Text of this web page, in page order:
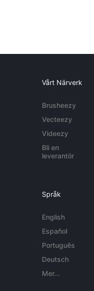
Vårt Närverk
Brusheezy
Vecteezy
Videezy
Bli en
leverantör
Språk
English
Español
Português
Deutsch
Mer...